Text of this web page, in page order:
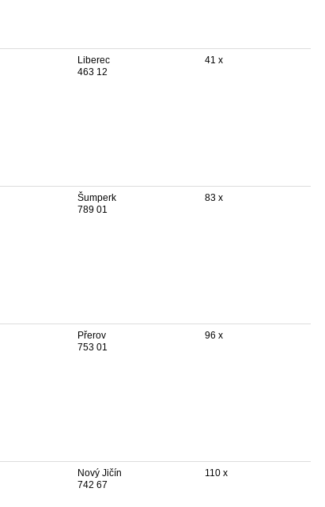
Liberec
463 12
41 x
Šumperk
789 01
83 x
Přerov
753 01
96 x
Nový Jičín
742 67
110 x